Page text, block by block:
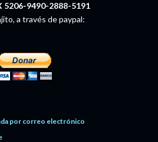
5206-9490-2888-5191
a través de paypal:
por correo electrónico